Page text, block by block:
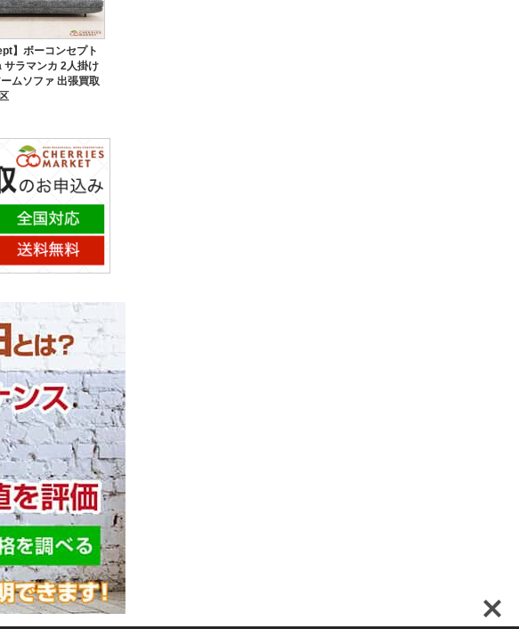
】ボーコンセプト
ラマンカ 2人掛け
ムソファ 出張買取